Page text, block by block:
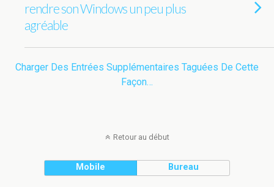
rendre son Windows un peu plus
agréable
Charger Des Entrées Supplémentaires Taguées De Cette
Façon…
Retour au début
Mobile Bureau